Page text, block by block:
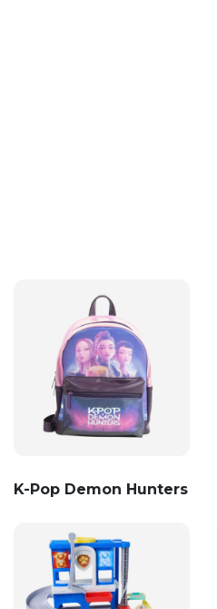
K-Pop Demon Hunters